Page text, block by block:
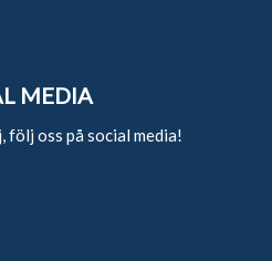
MEDIA
följ oss på social media!